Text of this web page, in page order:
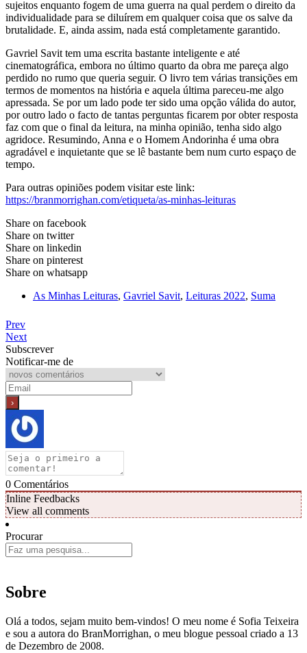
sujeitos enquanto fogem de uma guerra na qual perdem o direito da
individualidade para se diluírem em qualquer coisa que os salve da
brutalidade. E, ainda assim, nada está completamente garantido.
Gavriel Savit tem uma escrita bastante inteligente e até
cinematográfica, embora no último quarto da obra me pareça algo
perdido no rumo que queria seguir. O livro tem várias transições em
termos de momentos na história e aquela última pareceu-me algo
apressada. Se por um lado pode ter sido uma opção válida do autor,
por outro lado o facto de tantas perguntas ficarem por obter resposta
faz com que o final da leitura, na minha opinião, tenha sido algo
agridoce. Resumindo, Anna e o Homem Andorinha é uma obra
agradável e inquietante que se lê bastante bem num curto espaço de
tempo.
Para outras opiniões podem visitar este link:
https://branmorrighan.com/etiqueta/as-minhas-leituras
Share on facebook
Share on twitter
Share on linkedin
Share on pinterest
Share on whatsapp
As Minhas Leituras, Gavriel Savit, Leituras 2022, Suma
Prev
Next
Subscrever
Notificar-me de
0 Comentários
Inline Feedbacks
View all comments
Procurar
Sobre
Olá a todos, sejam muito bem-vindos! O meu nome é Sofia Teixeira
e sou a autora do BranMorrighan, o meu blogue pessoal criado a 13
de Dezembro de 2008.